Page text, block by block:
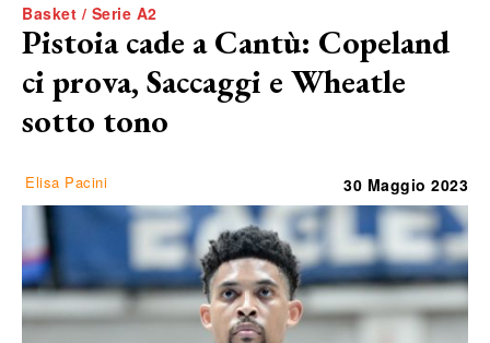
Basket / Serie A2
Pistoia cade a Cantù: Copeland
ci prova, Saccaggi e Wheatle
sotto tono
Elisa Pacini 30 Maggio 2023